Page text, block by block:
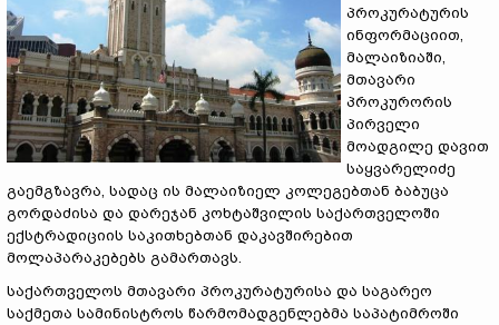
პროკურატურის
ინფორმაციით,
მალაიზიაში,
მთავარი
პროკურორის
პირველი
მოადგილე დავით
საყვარელიძე
გაემგზავრა, სადაც ის მალაიზიელ კოლეგებთან ბაბუცა
გორდაძისა და დარეჯან კოხტაშვილის საქართველოში
ექსტრადიციის საკითხებთან დაკავშირებით
მოლაპარაკებებს გამართავს.
საქართველოს მთავარი პროკურატურისა და საგარეო
საქმეთა სამინისტროს წარმომადგენლებმა საპატიმროში